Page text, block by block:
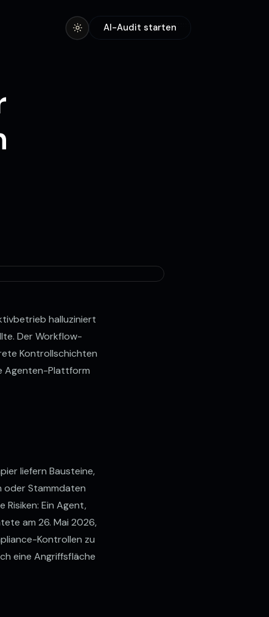
AI-Audit starten
halluziniert
Der Workflow-
Kontrollschichten
Agenten-Plattform
liefern Bausteine,
oder Stammdaten
Ein Agent,
am 26. Mai 2026,
Kontrollen zu
eine Angriffsfläche